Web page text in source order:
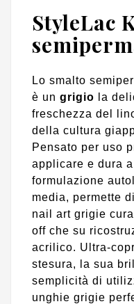
StyleLac
Lo smalto
è un grigio la
freschezza del
della cultura
Pensato per uso
applicare e dura
formulazione
media, permette
nail art grigie
off che su
acrilico. Ultra-
stesura, la sua
semplicità di
unghie grigie